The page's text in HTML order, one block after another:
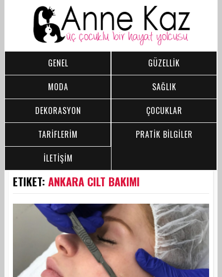
GENEL
GÜZELLİK
MODA
SAĞLIK
DEKORASYON
ÇOCUKLAR
TARİFLERİM
PRATİK BİLGİLER
İLETİŞİM
ETIKET: ANKARA CILT BAKIMI